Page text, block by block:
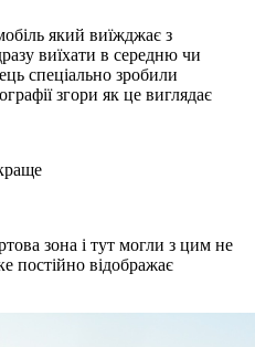
який виїжджає з
виїхати в середню чи
спеціально зробили
згори як це виглядає
зона і тут могли з цим не
постійно відображає